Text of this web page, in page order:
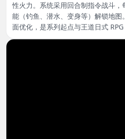
性火力。系统采用回合制指令战斗
能（钓鱼、潜水、变身等）解锁地图
面优化，是系列起点与王道日式 RPG